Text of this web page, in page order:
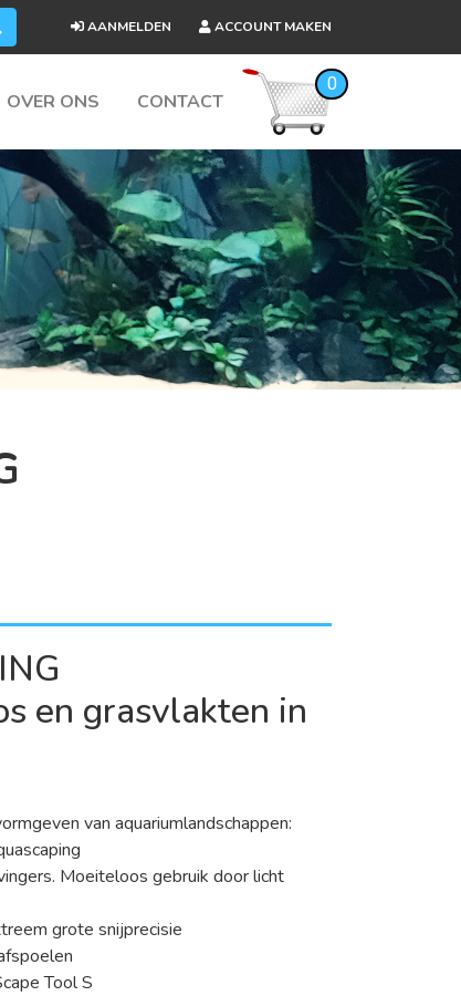
AANMELDEN ACCOUNT MAKEN
OVER ONS CONTACT
0
en grasvlakten in
van aquariumlandschappen:
Moeiteloos gebruik door licht
grote snijprecisie
Tool S